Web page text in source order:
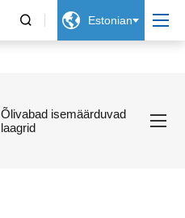
  Estonian
Õlivabad isemäärduvad
laagrid